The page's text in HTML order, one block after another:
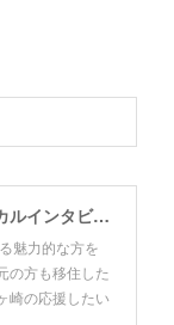
エキウミ：茅ヶ崎のローカルインタビューメディア
魅力的な方を
の方も移住した
崎の応援したい